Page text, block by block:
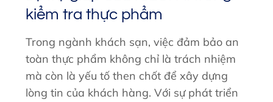
kiểm tra thực phẩm
Trong ngành khách sạn, việc đảm bảo an
toàn thực phẩm không chỉ là trách nhiệm
mà còn là yếu tố then chốt để xây dựng
lòng tin của khách hàng. Với sự phát triển